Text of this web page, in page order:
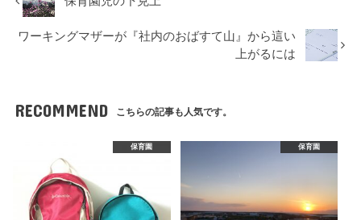
ワーキングマザーが『社内のおばすて山』から這い
上がるには
RECOMMEND こちらの記事も人気です。
保育園 保育園